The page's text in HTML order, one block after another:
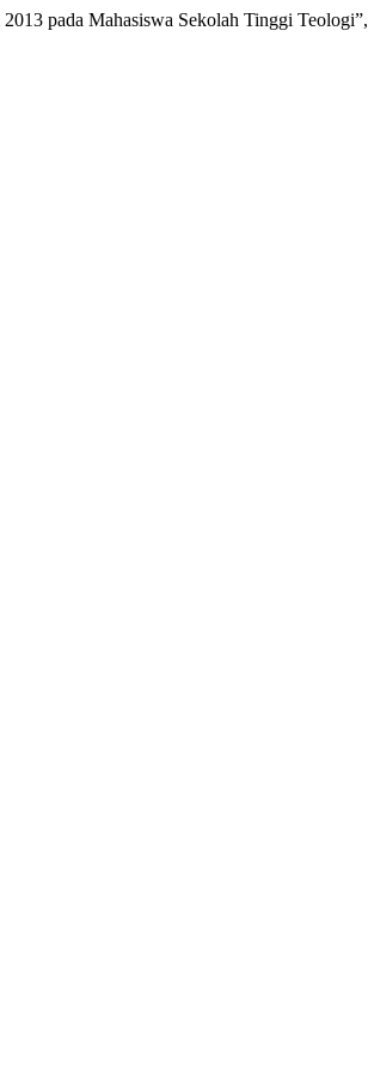
pada Mahasiswa Sekolah Tinggi Teologi”,